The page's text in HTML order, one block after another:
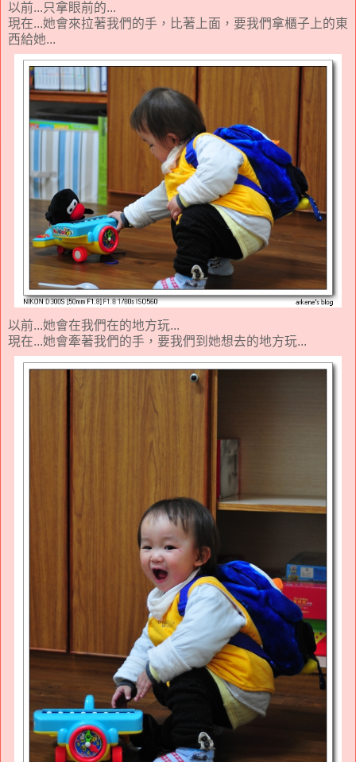
以前...只拿眼前的...
現在...她會來拉著我們的手，比著上面，要我們拿櫃子上的東
西給她...
以前...她會在我們在的地方玩...
現在...她會牽著我們的手，要我們到她想去的地方玩...